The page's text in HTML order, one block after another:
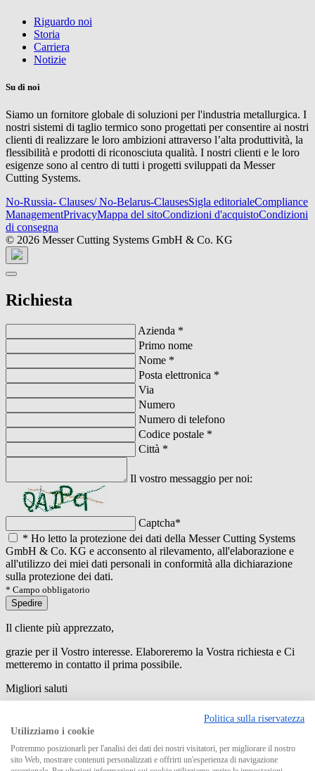
Riguardo noi
Storia
Carriera
Notizie
Su di noi
Siamo un fornitore globale di soluzioni per l'industria metallurgica. I
nostri sistemi di taglio termico sono progettati per consentire ai nostri
clienti di realizzare le loro ambizioni attraverso l’alta produttività, la
flessibilità e prodotti di riconosciuta qualità. I nostri clienti e le loro
esigenze sono al centro di tutti i progetti sviluppati da Messer
Cutting Systems.
No-Russia- Clauses/ No-Belarus-ClausesSigla editorialeCompliance
ManagementPrivacyMappa del sitoCondizioni d'acquistoCondizioni
di consegna
© 2026 Messer Cutting Systems GmbH & Co. KG
Richiesta
Azienda *
Primo nome
Nome *
Posta elettronica *
Via
Numero
Numero di telefono
Codice postale *
Città *
Il vostro messaggio per noi:
Captcha*
* Ho letto la protezione dei dati della Messer Cutting Systems
GmbH & Co. KG e acconsento al rilevamento, all'elaborazione e
all'utilizzo dei miei dati personali in conformità alla dichiarazione
sulla protezione dei dati.
* Campo obbligatorio
Spedire
Il cliente più apprezzato,
grazie per il Vostro interesse. Elaboreremo la Vostra richiesta e Ci
metteremo in contatto il prima possibile.
Migliori saluti
An error has occured while submitting the form. Please try again
later.
Politica sulla riservatezza
Utilizziamo i cookie
Potremmo posizionarli per l'analisi dei dati dei nostri visitatori, per migliorare il nostro
sito Web, mostrare contenuti personalizzati e offrirti un'esperienza di navigazione